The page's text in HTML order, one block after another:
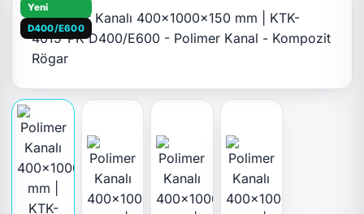
Yeni
D400/E600